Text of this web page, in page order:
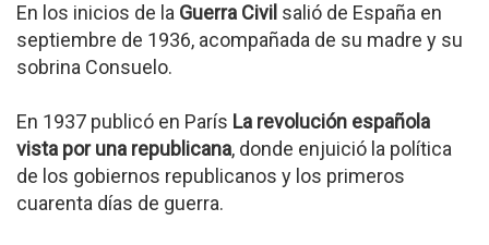
En los inicios de la Guerra Civil salió de España en
septiembre de 1936, acompañada de su madre y su
sobrina Consuelo.
En 1937 publicó en París La revolución española
vista por una republicana, donde enjuició la política
de los gobiernos republicanos y los primeros
cuarenta días de guerra.